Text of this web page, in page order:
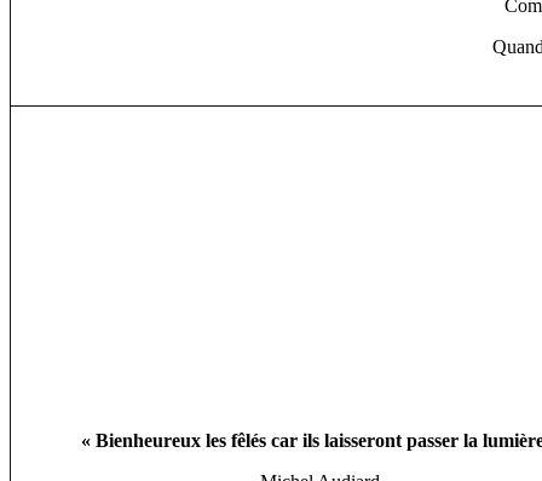
« Bienheureux les fêlés car ils laisseront passer la